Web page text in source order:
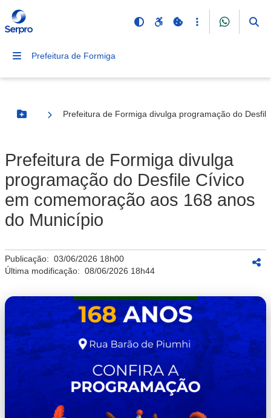
Prefeitura de Formiga
Botão Menu
Prefeitura de Formiga divulga programação do
Prefeitura de Formiga divulga
programação do Desfile Cívico
em comemoração aos 168 anos
do Município
Publicação: 03/06/2026 18h00
Última modificação: 08/06/2026 18h44